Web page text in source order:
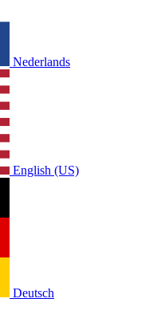
Nederlands
English (US)
Deutsch